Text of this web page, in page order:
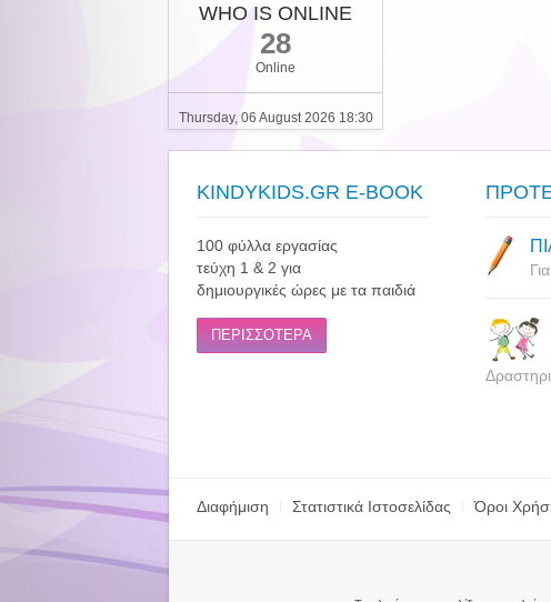
WHO IS ONLINE
28
Online
Thursday, 06 August 2026 18:30
KINDYKIDS.GR E-BOOK
100 φύλλα εργασίας
τεύχη 1 & 2 για
δημιουργικές ώρες με τα παιδιά
ΠΕΡΙΣΣΟΤΕΡΑ
Διαφήμιση Στατιστικά Ιστοσελίδας Όροι